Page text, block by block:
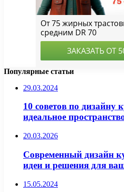
Популярные статьи
29.03.2024
10 советов по дизайну
идеальное
20.03.2026
Современный дизайн
идеи и решения для
15.05.2024